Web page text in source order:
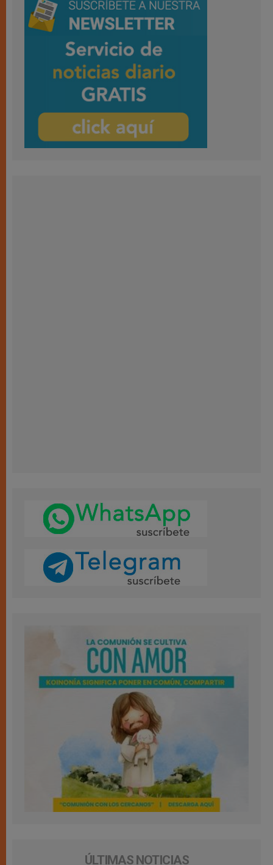
ÚLTIMAS NOTICIAS